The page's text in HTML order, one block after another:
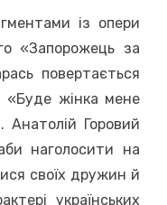
із опери
«Запорожець за
повертається
«Буде жінка мене
Горовий
наголосити на
своїх дружин й
українських